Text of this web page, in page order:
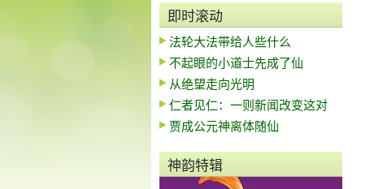
即时滚动
法轮大法带给人些什么
不起眼的小道士先成了仙
从绝望走向光明
仁者见仁：一则新闻改变这对
贾成公元神离体随仙
神韵特辑